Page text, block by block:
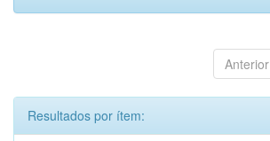
Anterior
Resultados por ítem: